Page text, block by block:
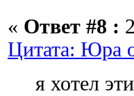
« Ответ #8 :
Цитата: Юра
я хотел